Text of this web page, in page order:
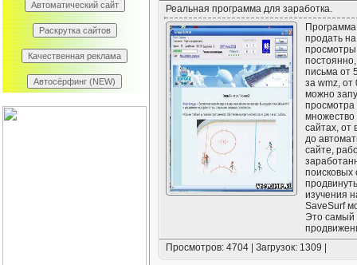
Реальная программа для заработка.
Программа
продать
просмотры
письма от
за wmz,
можно
просмотра
множество
сайтах, от
до
сайте,
поисковых
изучения
SaveSurf
Это самый
Просмотров: 4704 | Загрузок: 1309 |